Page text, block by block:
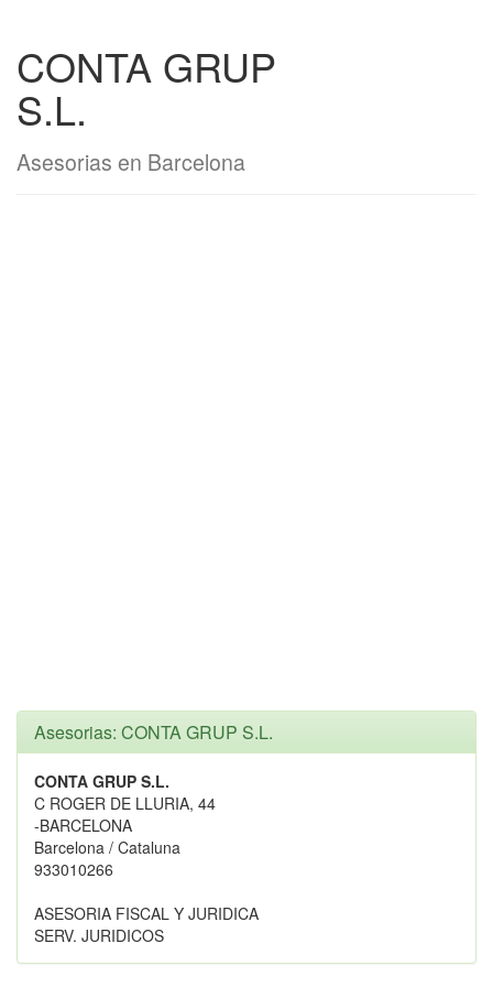
CONTA GRUP
S.L.
Asesorias en Barcelona
Asesorias: CONTA GRUP S.L.
CONTA GRUP S.L.
C ROGER DE LLURIA, 44
-BARCELONA
Barcelona / Cataluna
933010266
ASESORIA FISCAL Y JURIDICA
SERV. JURIDICOS